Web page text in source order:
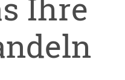
Ihre